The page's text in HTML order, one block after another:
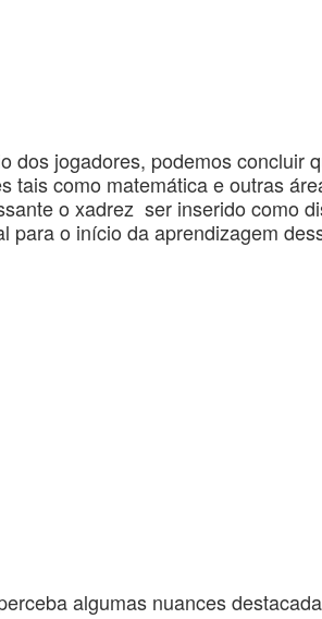
dos jogadores, podemos concluir
como matemática e outras
o xadrez ser inserido como
o início da aprendizagem
algumas nuances